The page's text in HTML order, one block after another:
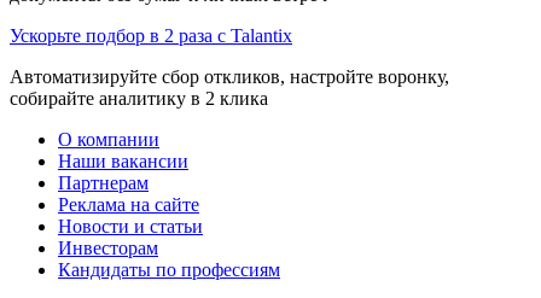
Ускорьте подбор в 2 раза с Talantix
Автоматизируйте сбор откликов, настройте воронку,
собирайте аналитику в 2 клика
О компании
Наши вакансии
Партнерам
Реклама на сайте
Новости и статьи
Инвесторам
Кандидаты по профессиям